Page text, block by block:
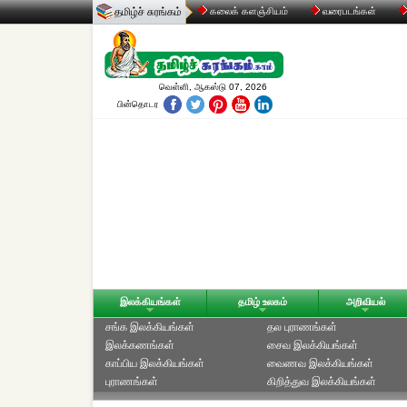
தமிழ்ச் சுரங்கம் கலைக் களஞ்சியம் வரைபடங்கள்
வெள்ளி, ஆகஸ்டு 07, 2026
பின்தொடர
இலக்கியங்கள் தமிழ் உலகம் அறிவியல்
சங்க இலக்கியங்கள்
இலக்கணங்கள்
காப்பிய இலக்கியங்கள்
புராணங்கள்
தல புராணங்கள்
சைவ இலக்கியங்கள்
வைணவ இலக்கியங்கள்
கிறித்துவ இலக்கியங்கள்